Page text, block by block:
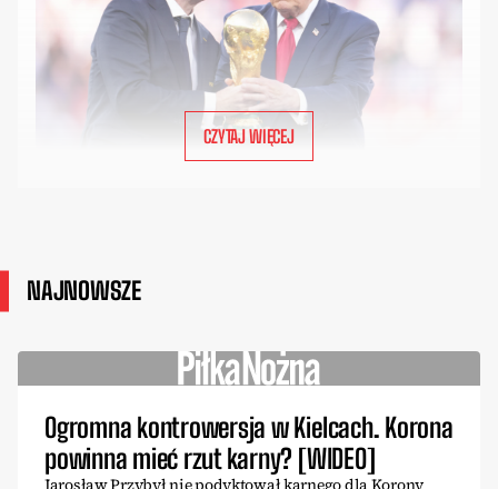
CZYTAJ WIĘCEJ
NAJNOWSZE
Ogromna kontrowersja w Kielcach. Korona
powinna mieć rzut karny? [WIDEO]